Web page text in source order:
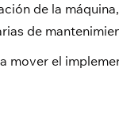
de la
de
mover el